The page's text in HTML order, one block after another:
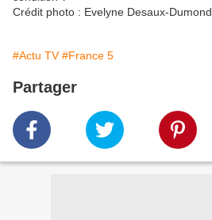
Crédit photo : Evelyne Desaux-Dumond
#Actu TV #France 5
Partager